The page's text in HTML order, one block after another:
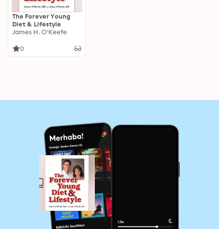
The Forever Young
Diet & Lifestyle
James H. O'Keefe
0